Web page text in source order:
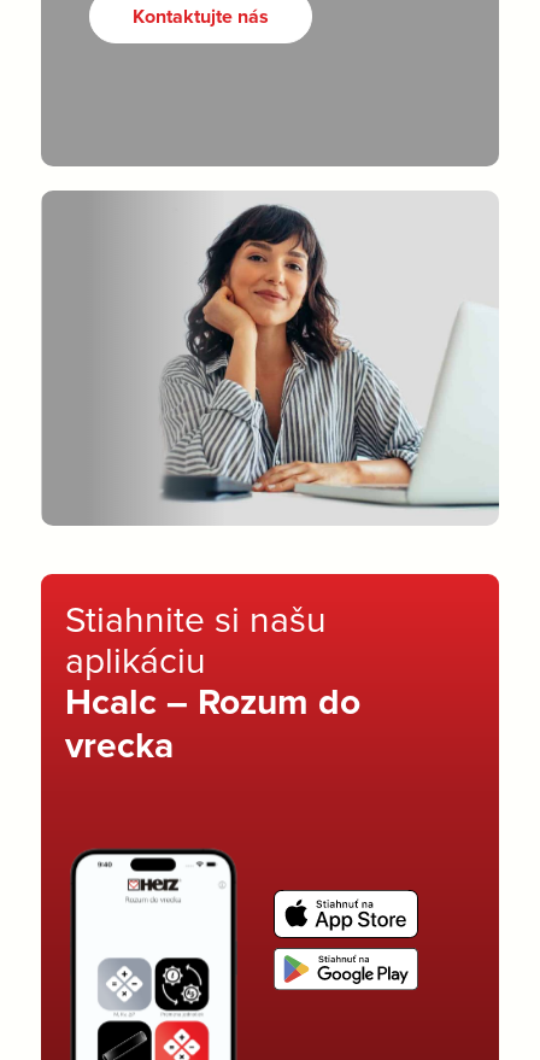
Kontaktujte nás
Stiahnite si našu
aplikáciu
Hcalc – Rozum do
vrecka